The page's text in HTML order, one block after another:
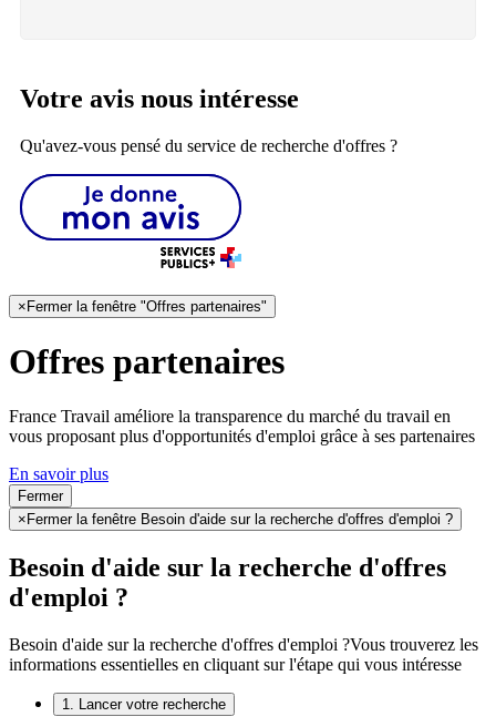
Votre avis nous intéresse
Qu'avez-vous pensé du service de recherche d'offres ?
× Fermer la fenêtre "Offres partenaires"
Offres partenaires
France Travail améliore la transparence du marché du travail en
vous proposant plus d'opportunités d'emploi grâce à ses partenaires
En savoir plus
Fermer
×Fermer la fenêtre Besoin d'aide sur la recherche d'offres d'emploi ?
Besoin d'aide sur la recherche d'offres
d'emploi ?
Besoin d'aide sur la recherche d'offres d'emploi ?Vous trouverez les
informations essentielles en cliquant sur l'étape qui vous intéresse
1. Lancer votre recherche